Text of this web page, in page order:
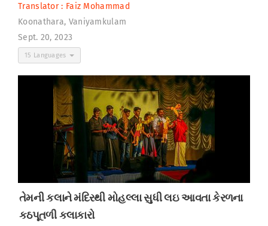
Translator : Faiz Mohammad
Koonathara, Vaniyamkulam
Sept. 20, 2023
15 Languages
તેમની કલાને મંદિરથી મોહલ્લા સુધી લઇ આવતા કેરળના
કઠપૂતળી કલાકારો